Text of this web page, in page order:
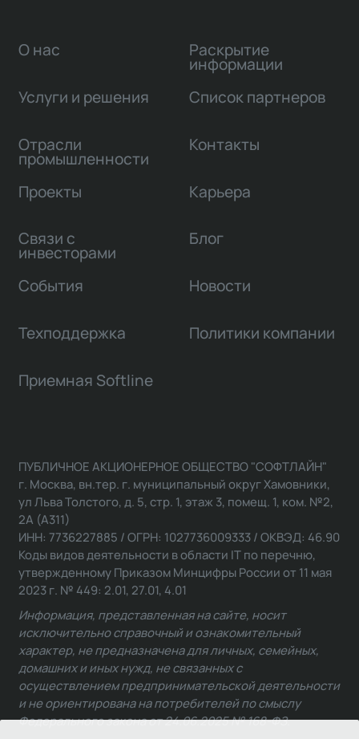
О нас
Услуги и решения
Отрасли
промышленности
Проекты
Связи с
инвесторами
Раскрытие
информации
Список партнеров
Контакты
Карьера
Блог
События Новости
Техподдержка Политики компании
Приемная Softline
ПУБЛИЧНОЕ АКЦИОНЕРНОЕ ОБЩЕСТВО "СОФТЛАЙН"
г. Москва, вн.тер. г. муниципальный округ Хамовники,
ул Льва Толстого, д. 5, стр. 1, этаж 3, помещ. 1, ком. №2,
2А (А311)
ИНН: 7736227885 / ОГРН: 1027736009333 / ОКВЭД: 46.90
Коды видов деятельности в области IT по перечню,
утвержденному Приказом Минцифры России от 11 мая
2023 г. № 449: 2.01, 27.01, 4.01
Информация, представленная на сайте, носит
исключительно справочный и ознакомительный
характер, не предназначена для личных, семейных,
домашних и иных нужд, не связанных с
осуществлением предпринимательской деятельности
и не ориентирована на потребителей по смыслу
Федерального закона от 24.06.2025 № 168-ФЗ.